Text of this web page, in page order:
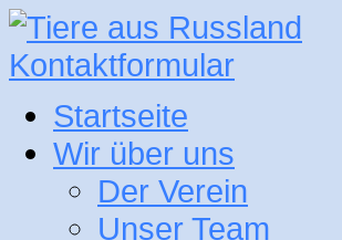
Kontaktformular
Startseite
Wir über uns
Der Verein
Unser Team